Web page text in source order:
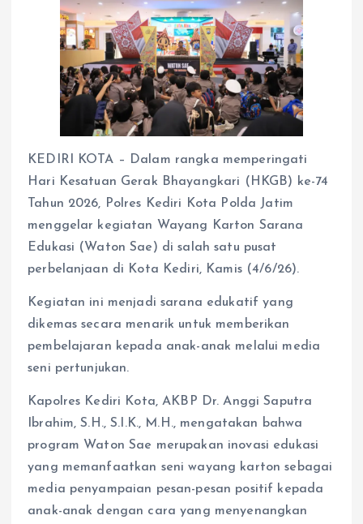
KEDIRI KOTA – Dalam rangka memperingati
Hari Kesatuan Gerak Bhayangkari (HKGB) ke-74
Tahun 2026, Polres Kediri Kota Polda Jatim
menggelar kegiatan Wayang Karton Sarana
Edukasi (Waton Sae) di salah satu pusat
perbelanjaan di Kota Kediri, Kamis (4/6/26).
Kegiatan ini menjadi sarana edukatif yang
dikemas secara menarik untuk memberikan
pembelajaran kepada anak-anak melalui media
seni pertunjukan.
Kapolres Kediri Kota, AKBP Dr. Anggi Saputra
Ibrahim, S.H., S.I.K., M.H., mengatakan bahwa
program Waton Sae merupakan inovasi edukasi
yang memanfaatkan seni wayang karton sebagai
media penyampaian pesan-pesan positif kepada
anak-anak dengan cara yang menyenangkan